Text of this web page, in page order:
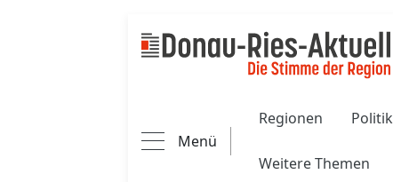
Menü
Regionen Politik
Weitere Themen